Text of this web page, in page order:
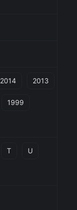
2014 2013
1999
T U